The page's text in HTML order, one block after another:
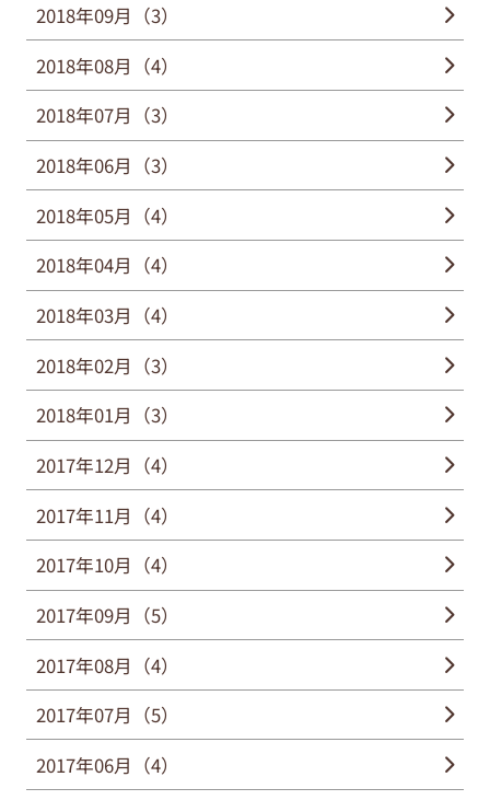
2018年09月（3）
2018年08月（4）
2018年07月（3）
2018年06月（3）
2018年05月（4）
2018年04月（4）
2018年03月（4）
2018年02月（3）
2018年01月（3）
2017年12月（4）
2017年11月（4）
2017年10月（4）
2017年09月（5）
2017年08月（4）
2017年07月（5）
2017年06月（4）